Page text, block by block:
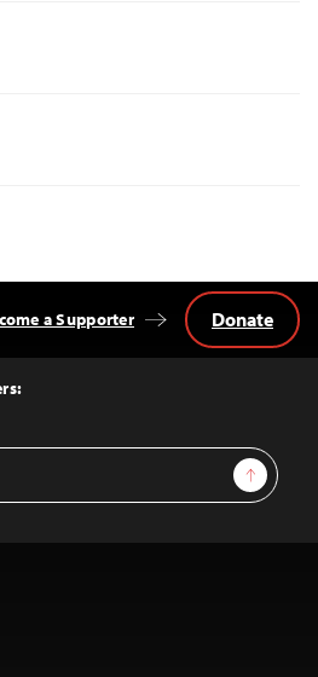
Sign Up
a Supporter Donate